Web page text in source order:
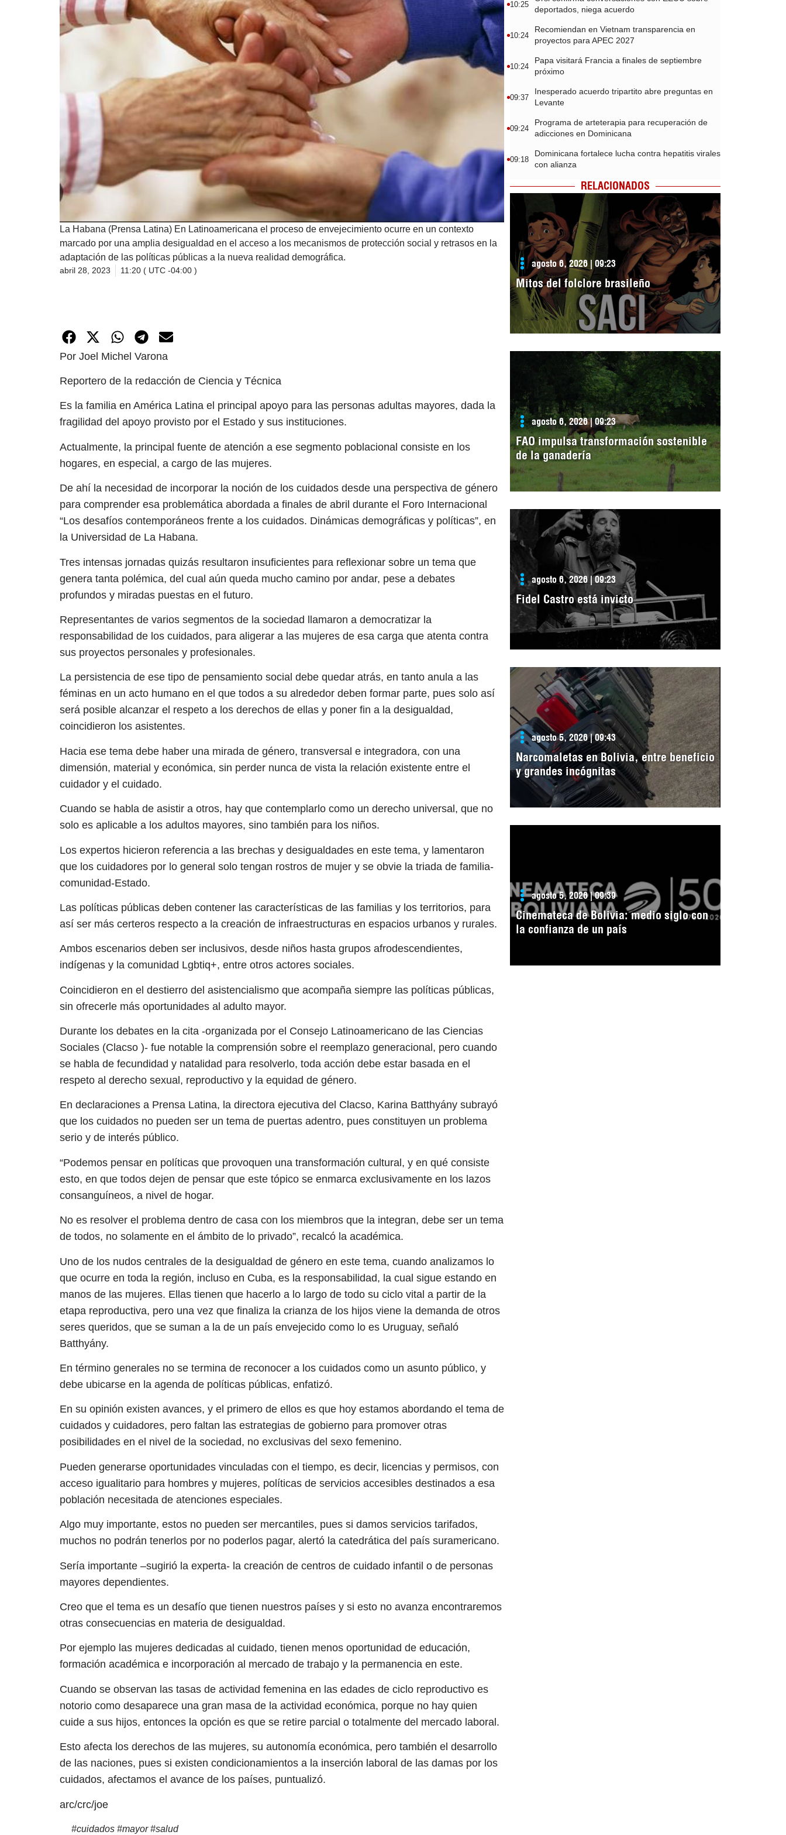
La Habana (Prensa Latina) En Latinoamericana el proceso de envejecimiento ocurre en un contexto
marcado por una amplia desigualdad en el acceso a los mecanismos de protección social y retrasos en la
adaptación de las políticas públicas a la nueva realidad demográfica.
abril 28, 2023 11:20 ( UTC -04:00 )
Por Joel Michel Varona
Reportero de la redacción de Ciencia y Técnica
Es la familia en América Latina el principal apoyo para las personas adultas mayores, dada la
fragilidad del apoyo provisto por el Estado y sus instituciones.
Actualmente, la principal fuente de atención a ese segmento poblacional consiste en los
hogares, en especial, a cargo de las mujeres.
De ahí la necesidad de incorporar la noción de los cuidados desde una perspectiva de género
para comprender esa problemática abordada a finales de abril durante el Foro Internacional
“Los desafíos contemporáneos frente a los cuidados. Dinámicas demográficas y políticas”, en
la Universidad de La Habana.
Tres intensas jornadas quizás resultaron insuficientes para reflexionar sobre un tema que
genera tanta polémica, del cual aún queda mucho camino por andar, pese a debates
profundos y miradas puestas en el futuro.
Representantes de varios segmentos de la sociedad llamaron a democratizar la
responsabilidad de los cuidados, para aligerar a las mujeres de esa carga que atenta contra
sus proyectos personales y profesionales.
La persistencia de ese tipo de pensamiento social debe quedar atrás, en tanto anula a las
féminas en un acto humano en el que todos a su alrededor deben formar parte, pues solo así
será posible alcanzar el respeto a los derechos de ellas y poner fin a la desigualdad,
coincidieron los asistentes.
Hacia ese tema debe haber una mirada de género, transversal e integradora, con una
dimensión, material y económica, sin perder nunca de vista la relación existente entre el
cuidador y el cuidado.
Cuando se habla de asistir a otros, hay que contemplarlo como un derecho universal, que no
solo es aplicable a los adultos mayores, sino también para los niños.
Los expertos hicieron referencia a las brechas y desigualdades en este tema, y lamentaron
que los cuidadores por lo general solo tengan rostros de mujer y se obvie la triada de familia-
comunidad-Estado.
Las políticas públicas deben contener las características de las familias y los territorios, para
así ser más certeros respecto a la creación de infraestructuras en espacios urbanos y rurales.
Ambos escenarios deben ser inclusivos, desde niños hasta grupos afrodescendientes,
indígenas y la comunidad Lgbtiq+, entre otros actores sociales.
Coincidieron en el destierro del asistencialismo que acompaña siempre las políticas públicas,
sin ofrecerle más oportunidades al adulto mayor.
Durante los debates en la cita -organizada por el Consejo Latinoamericano de las Ciencias
Sociales (Clacso )- fue notable la comprensión sobre el reemplazo generacional, pero cuando
se habla de fecundidad y natalidad para resolverlo, toda acción debe estar basada en el
respeto al derecho sexual, reproductivo y la equidad de género.
En declaraciones a Prensa Latina, la directora ejecutiva del Clacso, Karina Batthyány subrayó
que los cuidados no pueden ser un tema de puertas adentro, pues constituyen un problema
serio y de interés público.
“Podemos pensar en políticas que provoquen una transformación cultural, y en qué consiste
esto, en que todos dejen de pensar que este tópico se enmarca exclusivamente en los lazos
consanguíneos, a nivel de hogar.
No es resolver el problema dentro de casa con los miembros que la integran, debe ser un tema
de todos, no solamente en el ámbito de lo privado”, recalcó la académica.
Uno de los nudos centrales de la desigualdad de género en este tema, cuando analizamos lo
que ocurre en toda la región, incluso en Cuba, es la responsabilidad, la cual sigue estando en
manos de las mujeres. Ellas tienen que hacerlo a lo largo de todo su ciclo vital a partir de la
etapa reproductiva, pero una vez que finaliza la crianza de los hijos viene la demanda de otros
seres queridos, que se suman a la de un país envejecido como lo es Uruguay, señaló
Batthyány.
En término generales no se termina de reconocer a los cuidados como un asunto público, y
debe ubicarse en la agenda de políticas públicas, enfatizó.
En su opinión existen avances, y el primero de ellos es que hoy estamos abordando el tema de
cuidados y cuidadores, pero faltan las estrategias de gobierno para promover otras
posibilidades en el nivel de la sociedad, no exclusivas del sexo femenino.
Pueden generarse oportunidades vinculadas con el tiempo, es decir, licencias y permisos, con
acceso igualitario para hombres y mujeres, políticas de servicios accesibles destinados a esa
población necesitada de atenciones especiales.
Algo muy importante, estos no pueden ser mercantiles, pues si damos servicios tarifados,
muchos no podrán tenerlos por no poderlos pagar, alertó la catedrática del país suramericano.
Sería importante –sugirió la experta- la creación de centros de cuidado infantil o de personas
mayores dependientes.
Creo que el tema es un desafío que tienen nuestros países y si esto no avanza encontraremos
otras consecuencias en materia de desigualdad.
Por ejemplo las mujeres dedicadas al cuidado, tienen menos oportunidad de educación,
formación académica e incorporación al mercado de trabajo y la permanencia en este.
Cuando se observan las tasas de actividad femenina en las edades de ciclo reproductivo es
notorio como desaparece una gran masa de la actividad económica, porque no hay quien
cuide a sus hijos, entonces la opción es que se retire parcial o totalmente del mercado laboral.
Esto afecta los derechos de las mujeres, su autonomía económica, pero también el desarrollo
de las naciones, pues si existen condicionamientos a la inserción laboral de las damas por los
cuidados, afectamos el avance de los países, puntualizó.
arc/crc/joe
#cuidados #mayor#salud
10:25
deportados, niega acuerdo
10:24
Recomiendan en Vietnam transparencia en
proyectos para APEC 2027
10:24
Papa visitará Francia a finales de septiembre
próximo
09:37
Inesperado acuerdo tripartito abre preguntas en
Levante
09:24
Programa de arteterapia para recuperación de
adicciones en Dominicana
09:18
Dominicana fortalece lucha contra hepatitis virales
con alianza
RELACIONADOS
agosto 6, 2026 | 09:23
Mitos del folclore brasileño
agosto 6, 2026 | 09:23
FAO impulsa transformación sostenible
de la ganadería
agosto 6, 2026 | 09:23
Fidel Castro está invicto
agosto 5, 2026 | 09:43
Narcomaletas en Bolivia, entre beneficio
y grandes incógnitas
agosto 5, 2026 | 09:39
Cinemateca de Bolivia: medio siglo con
la confianza de un país